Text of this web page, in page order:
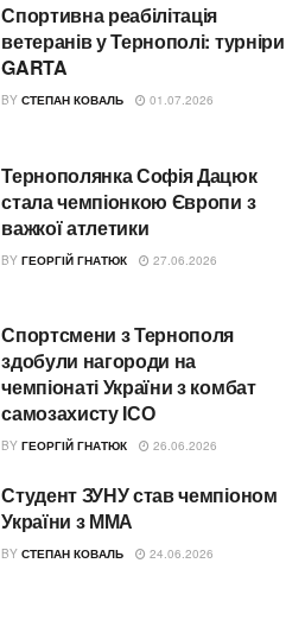
Спортивна реабілітація
ветеранів у Тернополі: турніри
GARTA
BY СТЕПАН КОВАЛЬ 01.07.2026
Тернополянка Софія Дацюк
стала чемпіонкою Європи з
важкої атлетики
BY ГЕОРГІЙ ГНАТЮК 27.06.2026
Спортсмени з Тернополя
здобули нагороди на
чемпіонаті України з комбат
самозахисту ІСО
BY ГЕОРГІЙ ГНАТЮК 26.06.2026
Студент ЗУНУ став чемпіоном
України з ММА
BY СТЕПАН КОВАЛЬ 24.06.2026